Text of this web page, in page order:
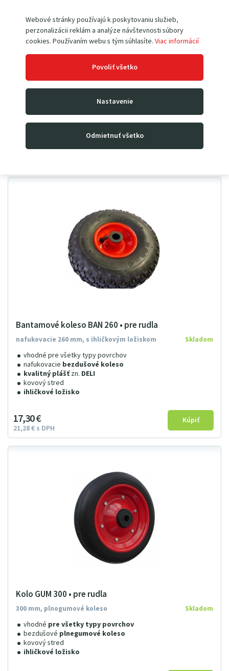
Webové stránky používajú k poskytovaniu služieb,
perzonalizácii reklám a analýze návštevnosti súbory
cookies. Používaním webu s tým súhlasíte. Viac informácií
Povoliť všetko
Nastavenie
Odmietnuť všetko
Výrobca
DELTALIFT
Kód produktu
GUM 260
Priemer
260 mm
85 mm
Vytlačiť Odoslať dotaz Doporučiť
Bantamové koleso BAN 260 • pre rudla
nafukovacie 260 mm, s ihličkovým ložiskom
vhodné pre všetky typy povrchov
nafukovacie bezdušové koleso
kvalitný plášť zn. DELI
kovový stred
ihličkové ložisko
Skladom
17 30€
21 28€ s DPH
Kolo GUM 300 • pre rudla
300 mm, plnogumové koleso
vhodné pre všetky typy povrchov
bezdušové plnegumové koleso
kovový stred
ihličkové ložisko
Skladom